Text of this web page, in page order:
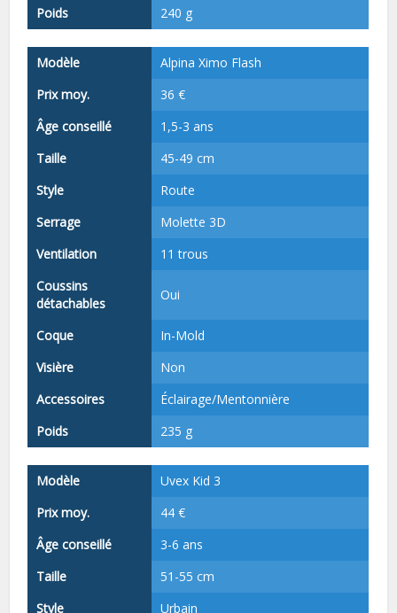
Poids
240 g
Modèle
Alpina Ximo Flash
Prix moy.
36 €
Âge conseillé
1,5-3 ans
Taille
45-49 cm
Style
Route
Serrage
Molette 3D
Ventilation
11 trous
Coussins
détachables
Oui
Coque
In-Mold
Visière
Non
Accessoires
Éclairage/Mentonnière
Poids
235 g
Modèle
Uvex Kid 3
Prix moy.
44 €
Âge conseillé
3-6 ans
Taille
51-55 cm
Style
Urbain